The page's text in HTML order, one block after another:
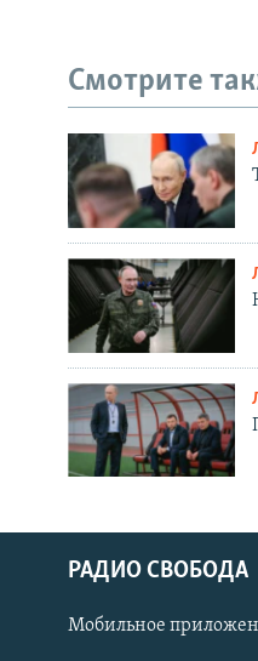
СОЦИАЛЬНЫЕ СЕТИ
Смотрите
РАДИО СВОБОДА
Мобильное